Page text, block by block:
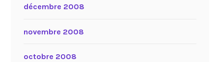
décembre 2008
novembre 2008
octobre 2008